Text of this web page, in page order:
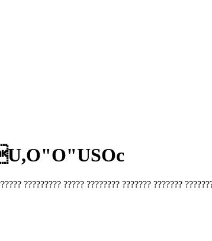
????????? ????? ???????? ??????? ???????